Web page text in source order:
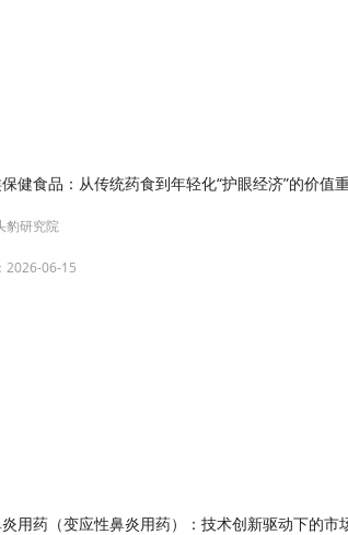
健食品：从传统药食到年轻化“护眼经济”的价值
豹研究院
2026-06-15
用药（变应性鼻炎用药）：技术创新驱动下的